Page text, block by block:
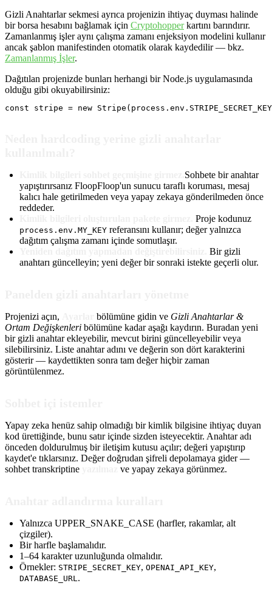
Gizli Anahtarlar sekmesi ayrıca projenizin ihtiyaç duyması halinde
bir borsa hesabını bağlamak için Cryptohopper kartını barındırır.
Zamanlanmış işler aynı çalışma zamanı enjeksiyon modelini kullanır
ancak şablon manifestinden otomatik olarak kaydedilir — bkz.
Zamanlanmış İşler.
Dağıtılan projenizde bunları herhangi bir Node.js uygulamasında
olduğu gibi okuyabilirsiniz:
const stripe = new
Sohbete bir anahtar
yapıştırırsanız FloopFloop'un sunucu taraflı koruması, mesaj
kalıcı hale getirilmeden veya yapay zekaya gönderilmeden önce
reddeder.
Proje kodunuz
process.env.MY_KEY referansını kullanır; değer yalnızca
dağıtım çalışma zamanı içinde somutlaşır.
Bir gizli
anahtarı güncelleyin; yeni değer bir sonraki istekte geçerli olur.
Projenizi açın, bölümüne gidin ve Gizli Anahtarlar &
Ortam Değişkenleri bölümüne kadar aşağı kaydırın. Buradan yeni
bir gizli anahtar ekleyebilir, mevcut birini güncelleyebilir veya
silebilirsiniz. Liste anahtar adını ve değerin son dört karakterini
gösterir — kaydettikten sonra tam değer hiçbir zaman
görüntülenmez.
Yapay zeka henüz sahip olmadığı bir kimlik bilgisine ihtiyaç duyan
kod ürettiğinde, bunu satır içinde sizden isteyecektir. Anahtar adı
önceden doldurulmuş bir iletişim kutusu açılır; değeri yapıştırıp
kaydet'e tıklarsınız. Değer doğrudan şifreli depolamaya gider —
sohbet transkriptine
ve yapay zekaya görünmez.
Yalnızca UPPER_SNAKE_CASE (harfler, rakamlar, alt
çizgiler).
Bir harfle başlamalıdır.
1–64 karakter uzunluğunda olmalıdır.
Örnekler: STRIPE_SECRET_KEY, OPENAI_API_KEY,
DATABASE_URL.